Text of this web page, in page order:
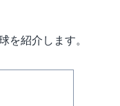
を紹介します。